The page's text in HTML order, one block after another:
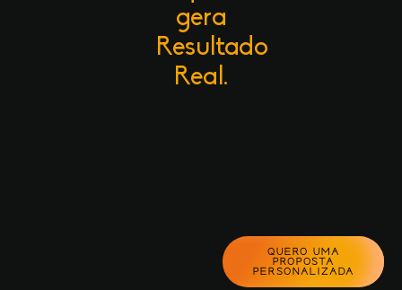
gera
Resultado
Real.
QUERO UMA
PROPOSTA
PERSONALIZADA